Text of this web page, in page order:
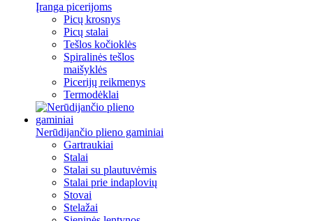
Įranga picerijoms
Picų krosnys
Picų stalai
Tešlos kočioklės
Spiralinės tešlos
maišyklės
Picerijų reikmenys
Termodėklai
Nerūdijančio plieno gaminiai
Gartraukiai
Stalai
Stalai su plautuvėmis
Stalai prie indaplovių
Stovai
Stelažai